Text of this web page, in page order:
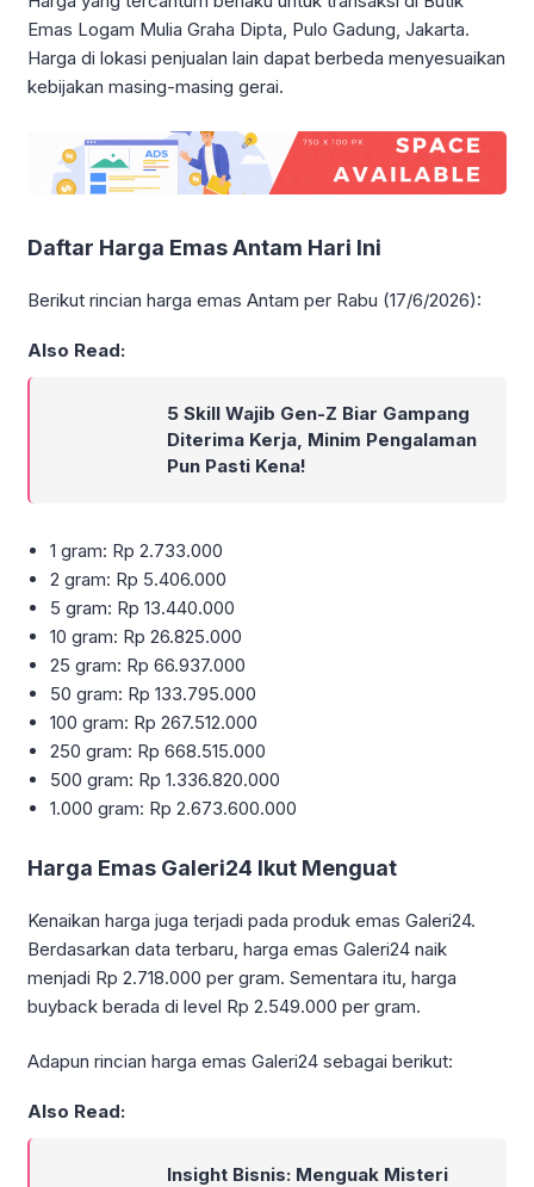
Emas Logam Mulia Graha Dipta, Pulo Gadung, Jakarta.
Harga di lokasi penjualan lain dapat berbeda menyesuaikan
kebijakan masing-masing gerai.
Daftar Harga Emas Antam Hari Ini
Berikut rincian harga emas Antam per Rabu (17/6/2026):
Also Read:
5 Skill Wajib Gen-Z Biar Gampang
Diterima Kerja, Minim Pengalaman
Pun Pasti Kena!
1 gram: Rp 2.733.000
2 gram: Rp 5.406.000
5 gram: Rp 13.440.000
10 gram: Rp 26.825.000
25 gram: Rp 66.937.000
50 gram: Rp 133.795.000
100 gram: Rp 267.512.000
250 gram: Rp 668.515.000
500 gram: Rp 1.336.820.000
1.000 gram: Rp 2.673.600.000
Harga Emas Galeri24 Ikut Menguat
Kenaikan harga juga terjadi pada produk emas Galeri24.
Berdasarkan data terbaru, harga emas Galeri24 naik
menjadi Rp 2.718.000 per gram. Sementara itu, harga
buyback berada di level Rp 2.549.000 per gram.
Adapun rincian harga emas Galeri24 sebagai berikut:
Also Read:
Insight Bisnis: Menguak Misteri